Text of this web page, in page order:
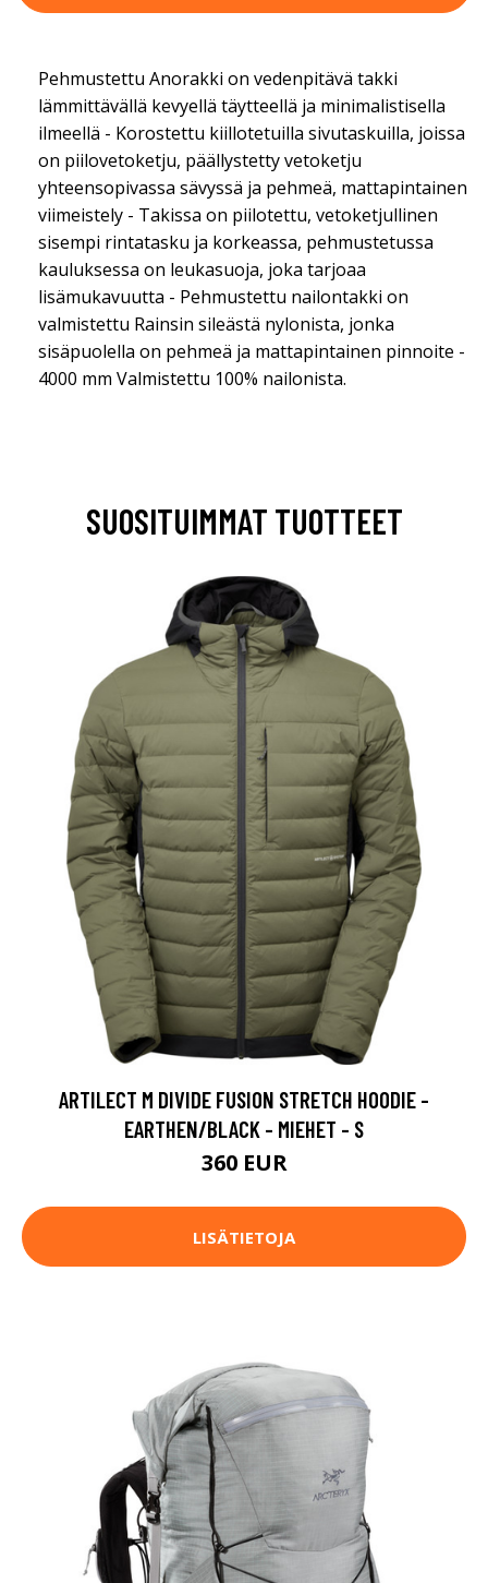
Pehmustettu Anorakki on vedenpitävä takki
lämmittävällä kevyellä täytteellä ja minimalistisella
ilmeellä - Korostettu kiillotetuilla sivutaskuilla, joissa
on piilovetoketju, päällystetty vetoketju
yhteensopivassa sävyssä ja pehmeä, mattapintainen
viimeistely - Takissa on piilotettu, vetoketjullinen
sisempi rintatasku ja korkeassa, pehmustetussa
kauluksessa on leukasuoja, joka tarjoaa
lisämukavuutta - Pehmustettu nailontakki on
valmistettu Rainsin sileästä nylonista, jonka
sisäpuolella on pehmeä ja mattapintainen pinnoite -
4000 mm Valmistettu 100% nailonista.
SUOSITUIMMAT TUOTTEET
ARTILECT M DIVIDE FUSION STRETCH HOODIE -
EARTHEN/BLACK - MIEHET - S
360 EUR
LISÄTIETOJA